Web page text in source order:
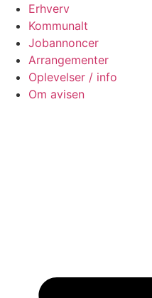
Erhverv
Kommunalt
Jobannoncer
Arrangementer
Oplevelser / info
Om avisen